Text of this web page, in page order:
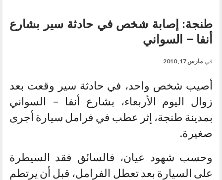
طنجة: إصابة شخص في حادثة سير بشارع
أنفا – السواني
في مارس 17, 2010
أصيب شخص واحد، في حادثة سير وقعت بعد
زوال اليوم الأربعاء، بشارع أنفا – السواني
بمدينة طنجة، إثر عطب في فرامل سيارة أجرى
صغيرة.
وحسب شهود عيان، فالسائق فقد السيطرة
على السيارة بعد تعطل الفرامل، قبل أن يرتطم